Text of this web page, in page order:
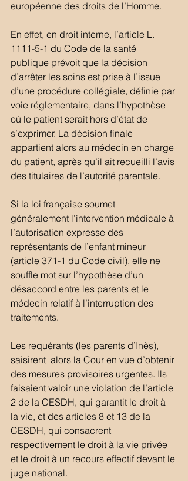
européenne des droits de l’Homme.
En effet, en droit interne, l’article L.
1111-5-1 du Code de la santé
publique prévoit que la décision
d’arrêter les soins est prise à l’issue
d’une procédure collégiale, définie par
voie réglementaire, dans l’hypothèse
où le patient serait hors d’état de
s’exprimer. La décision finale
appartient alors au médecin en charge
du patient, après qu’il ait recueilli l’avis
des titulaires de l’autorité parentale.
Si la loi française soumet
généralement l’intervention médicale à
l’autorisation expresse des
représentants de l’enfant mineur
(article 371-1 du Code civil), elle ne
souffle mot sur l’hypothèse d’un
désaccord entre les parents et le
médecin relatif à l’interruption des
traitements.
Les requérants (les parents d’Inès),
saisirent  alors la Cour en vue d’obtenir
des mesures provisoires urgentes. Ils
faisaient valoir une violation de l’article
2 de la CESDH, qui garantit le droit à
la vie, et des articles 8 et 13 de la
CESDH, qui consacrent
respectivement le droit à la vie privée
et le droit à un recours effectif devant le
juge national.